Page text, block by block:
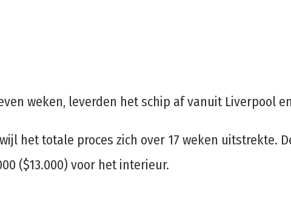
weken, leverden het schip af vanuit Liverpool
het totale proces zich over 17 weken uitstrekte.
($13.000) voor het interieur.